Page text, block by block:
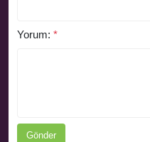
Yorum: *
Gönder